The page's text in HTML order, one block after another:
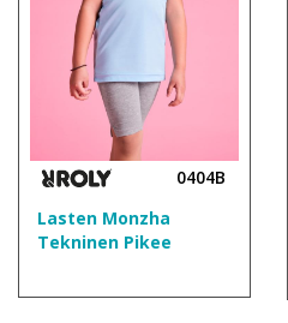
0404B
Lasten Monzha
Tekninen Pikee